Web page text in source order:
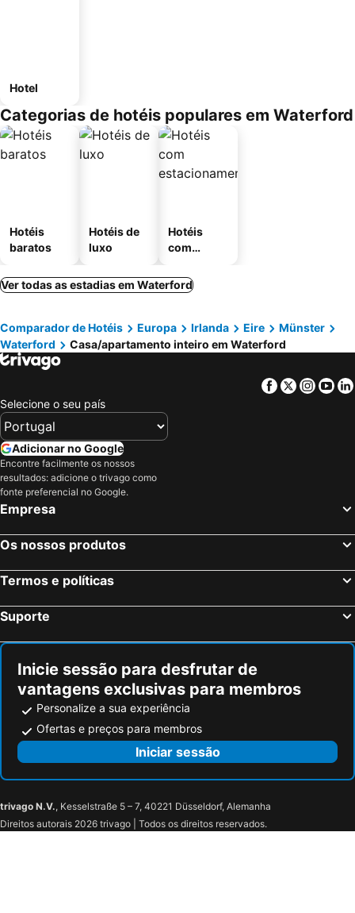
Hotel
Categorias de hotéis populares em Waterford
Hotéis
baratos
Hotéis de
luxo
Hotéis
com
mento
Ver todas as estadias em Waterford
Comparador de Hotéis Europa Irlanda Eire
Münster
Waterford
Casa/apartamento inteiro em Waterford
Facebook
Twitter
Selecione o seu país
Adicionar no Google
Encontre facilmente os nossos
resultados: adicione o trivago como
fonte preferencial no Google.
Empresa
Os nossos produtos
Termos e políticas
Suporte
Inicie sessão para desfrutar de
vantagens exclusivas para membros
Personalize a sua experiência
Ofertas e preços para membros
Iniciar sessão
trivago N.V., Kesselstraße 5 – 7, 40221 Düsseldorf, Alemanha
Direitos autorais 2026 trivago | Todos os direitos reservados.